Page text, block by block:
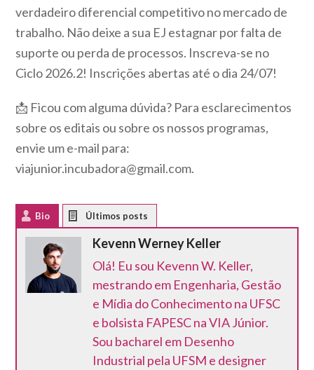
verdadeiro diferencial competitivo no mercado de
trabalho. Não deixe a sua EJ estagnar por falta de
suporte ou perda de processos. Inscreva-se no
Ciclo 2026.2! Inscrições abertas até o dia 24/07!
📩 Ficou com alguma dúvida? Para esclarecimentos
sobre os editais ou sobre os nossos programas,
envie um e-mail para:
viajunior.incubadora@gmail.com.
Bio
Kevenn Werney Keller
Olá! Eu sou Kevenn W. Keller,
mestrando em Engenharia, Gestão
e Mídia do Conhecimento na UFSC
e bolsista FAPESC na VIA Júnior.
Sou bacharel em Desenho
Industrial pela UFSM e designer